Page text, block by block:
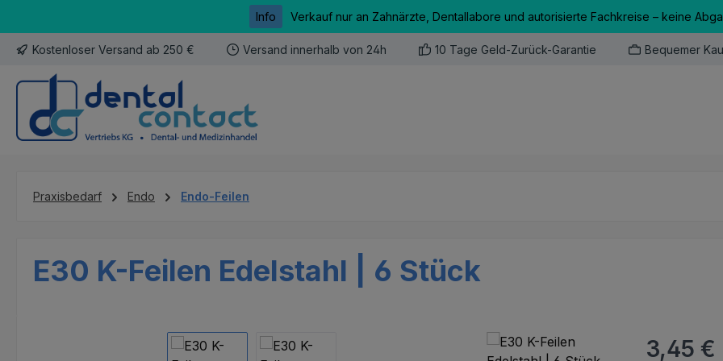
Info Verkauf nur an Zahnärzte, Dentallabore und autorisierte Fachkreise – keine
Kostenloser Versand ab 250 € Versand innerhalb von 24h 10 Tage Geld-Zurück-Garantie Bequemer
Praxisbedarf Endo Endo-Feilen
E30 K-Feilen Edelstahl | 6 Stück
Bildergalerie überspringen Regulärer
3,45 €